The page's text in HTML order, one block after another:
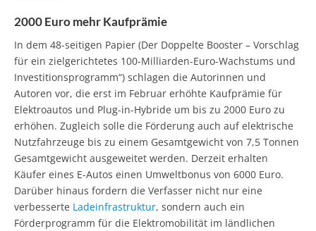
2000 Euro mehr Kaufprämie
In dem 48-seitigen Papier (Der Doppelte Booster – Vorschlag
für ein zielgerichtetes 100-Milliarden-Euro-Wachstums und
Investitionsprogramm“) schlagen die Autorinnen und
Autoren vor, die erst im Februar erhöhte Kaufprämie für
Elektroautos und Plug-in-Hybride um bis zu 2000 Euro zu
erhöhen. Zugleich solle die Förderung auch auf elektrische
Nutzfahrzeuge bis zu einem Gesamtgewicht von 7,5 Tonnen
Gesamtgewicht ausgeweitet werden. Derzeit erhalten
Käufer eines E-Autos einen Umweltbonus von 6000 Euro.
Darüber hinaus fordern die Verfasser nicht nur eine
verbesserte Ladeinfrastruktur, sondern auch ein
Förderprogramm für die Elektromobilität im ländlichen